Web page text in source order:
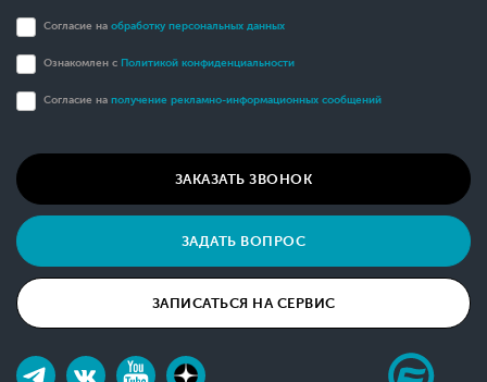
Согласие на обработку персональных данных
Ознакомлен с Политикой конфиденциальности
Согласие на получение рекламно-информационных сообщений
ЗАКАЗАТЬ ЗВОНОК
ЗАДАТЬ ВОПРОС
ЗАПИСАТЬСЯ НА СЕРВИС